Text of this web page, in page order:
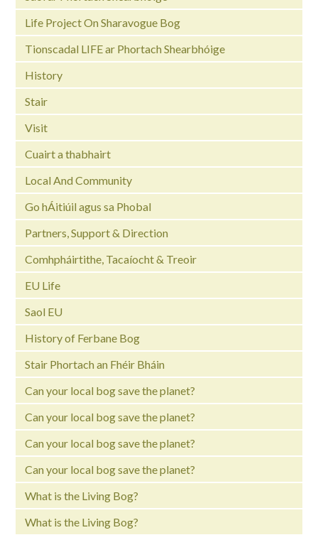
Life Project On Sharavogue Bog
Tionscadal LIFE ar Phortach Shearbhóige
History
Stair
Visit
Cuairt a thabhairt
Local And Community
Go hÁitiúil agus sa Phobal
Partners, Support & Direction
Comhpháirtithe, Tacaíocht & Treoir
EU Life
Saol EU
History of Ferbane Bog
Stair Phortach an Fhéir Bháin
Can your local bog save the planet?
Can your local bog save the planet?
Can your local bog save the planet?
Can your local bog save the planet?
What is the Living Bog?
What is the Living Bog?